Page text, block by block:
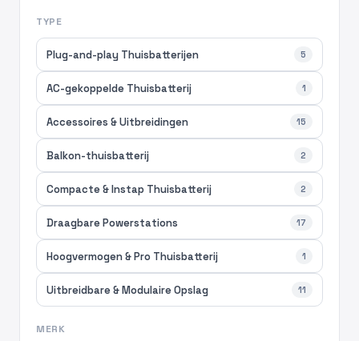
TYPE
Plug-and-play Thuisbatterijen 5
AC-gekoppelde Thuisbatterij 1
Accessoires & Uitbreidingen 15
Balkon-thuisbatterij 2
Compacte & Instap Thuisbatterij 2
Draagbare Powerstations 17
Hoogvermogen & Pro Thuisbatterij 1
Uitbreidbare & Modulaire Opslag 11
MERK